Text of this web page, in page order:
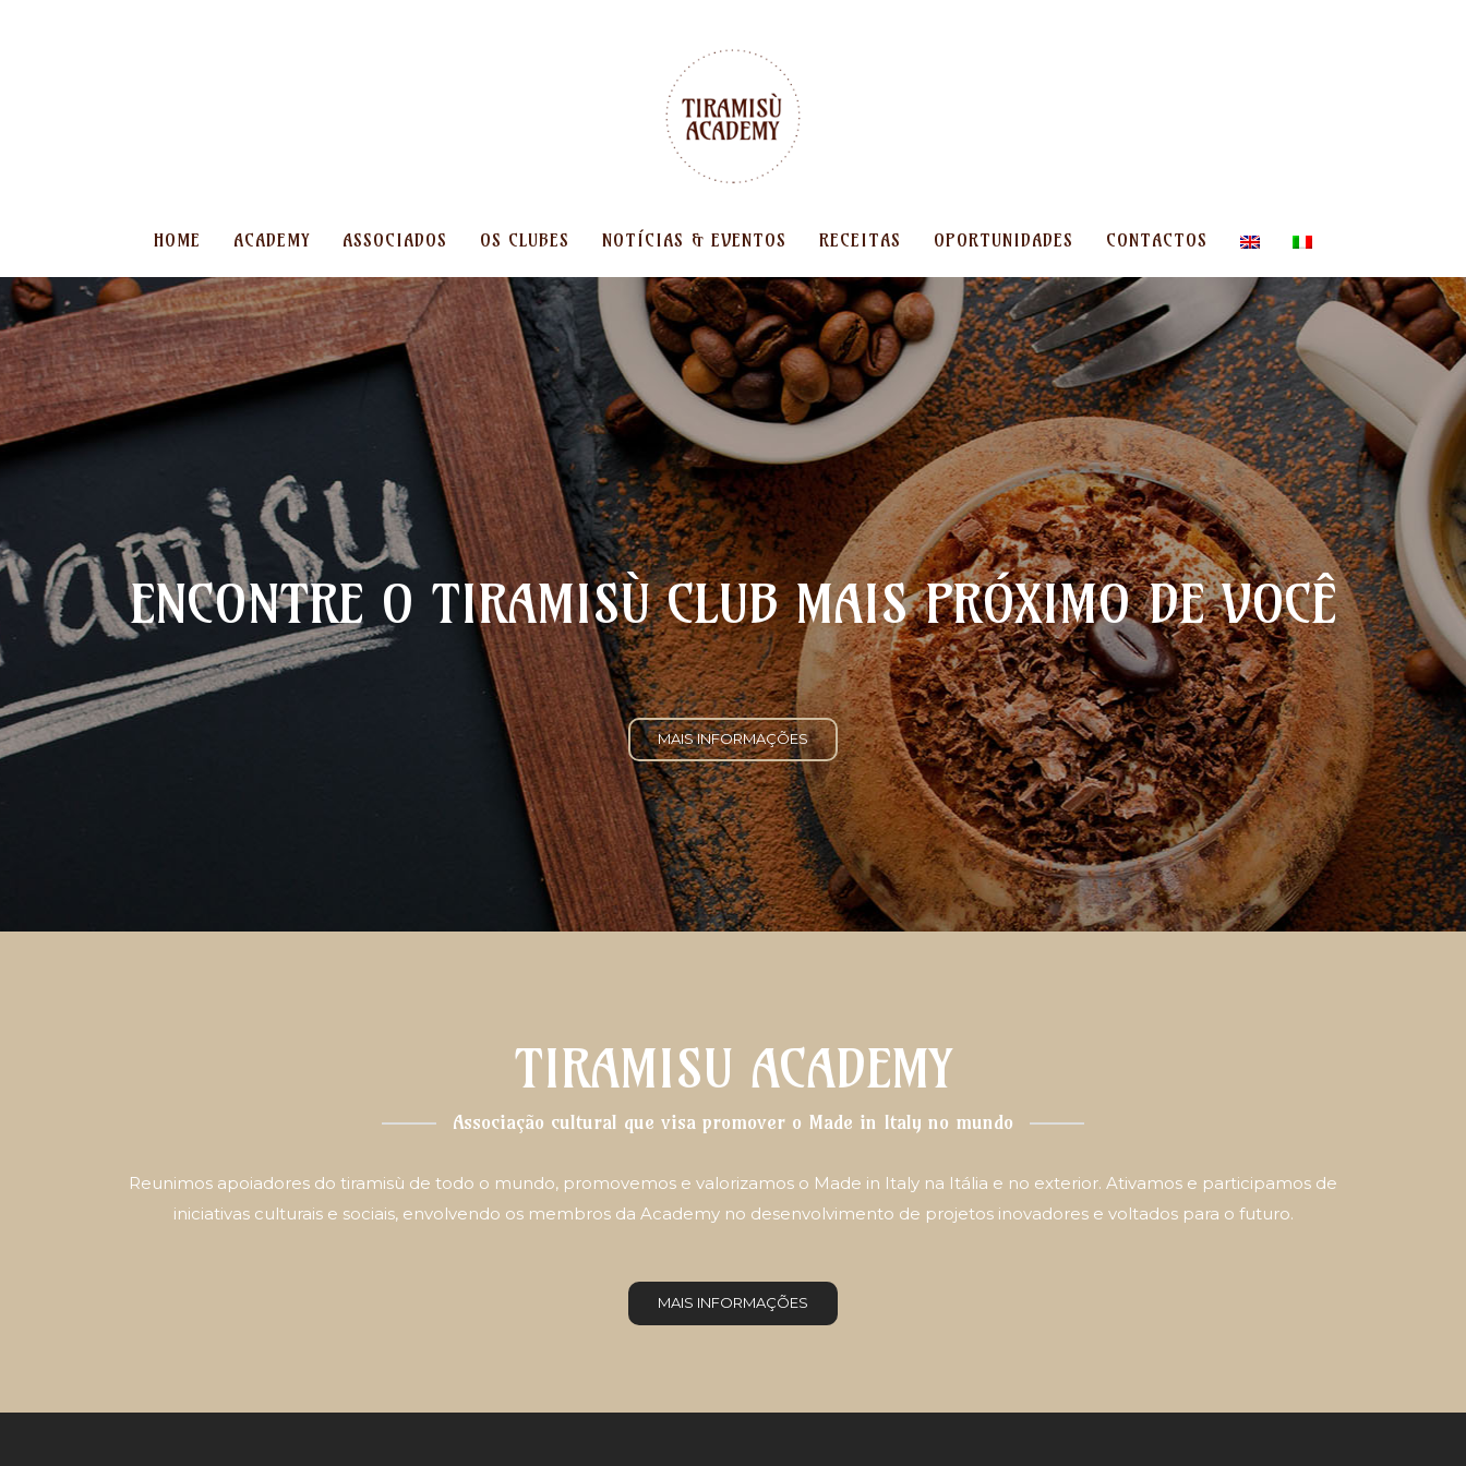
HOME ACADEMY ASSOCIADOS OS CLUBES NOTÍCIAS & EVENTOS RECEITAS OPORTUNIDADES CONTACTOS
ENCONTRE O TIRAMISÙ CLUB MAIS PRÓXIMO DE VOCÊ
MAIS INFORMAÇÕES
TIRAMISU ACADEMY
Associação cultural que visa promover o Made in Italy no mundo
Reunimos apoiadores do tiramisù de todo o mundo, promovemos e valorizamos o Made in Italy na Itália e no exterior. Ativamos e participamos de
iniciativas culturais e sociais, envolvendo os membros da Academy no desenvolvimento de projetos inovadores e voltados para o futuro.
MAIS INFORMAÇÕES